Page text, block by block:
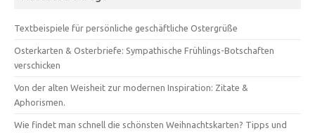
Textbeispiele für persönliche geschäftliche Ostergrüße
Osterkarten & Osterbriefe: Sympathische Frühlings-Botschaften
verschicken
Von der alten Weisheit zur modernen Inspiration: Zitate &
Aphorismen.
Wie findet man schnell die schönsten Weihnachtskarten? Tipps und